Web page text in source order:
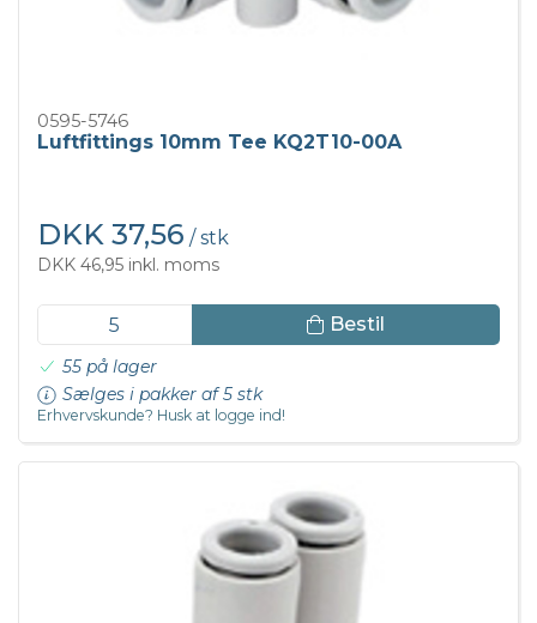
0595-5746
Luftfittings 10mm Tee KQ2T10-00A
DKK 37,56 / stk
DKK 46,95 inkl. moms
Bestil
55 på lager
Sælges i pakker af 5 stk
Erhvervskunde? Husk at logge ind!